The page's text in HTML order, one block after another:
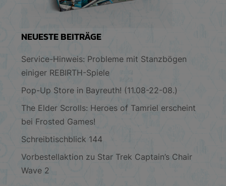
NEUESTE BEITRÄGE
Service-Hinweis: Probleme mit Stanzbögen
einiger REBIRTH-Spiele
Pop-Up Store in Bayreuth! (11.08-22-08.)
The Elder Scrolls: Heroes of Tamriel erscheint
bei Frosted Games!
Schreibtischblick 144
Vorbestellaktion zu Star Trek Captain’s Chair
Wave 2